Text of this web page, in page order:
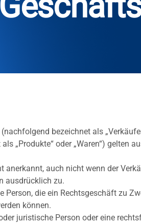
bezeichnet als
„Produkte“ oder „Waren“)
anerkannt, auch nicht wenn der
ausdrücklich zu.
Person, die ein Rechtsgeschäft zu
können.
juristische Person oder eine